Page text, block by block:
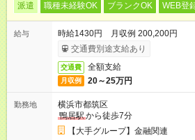
派遣 職種未経験OK ブランクOK WEB登
給与
時給1430円 月収例 200,200円
交通費別途支給あり
交通費 全額支給
月収例 20～25万円
勤務地
横浜市都筑区
鴨居駅から徒歩7分
【大手グループ】金融関連